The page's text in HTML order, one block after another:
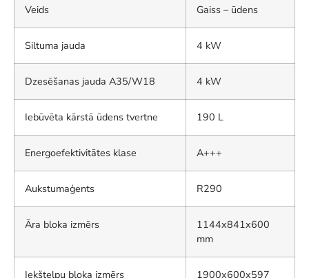
Veids Gaiss – ūdens
Siltuma jauda 4 kW
Dzesēšanas jauda A35/W18 4 kW
Iebūvēta kārstā ūdens tvertne 190 L
Energoefektivitātes klase A+++
Aukstumaģents R290
Āra bloka izmērs
1144x841x600
mm
Iekštelpu bloka izmērs
1900x600x597